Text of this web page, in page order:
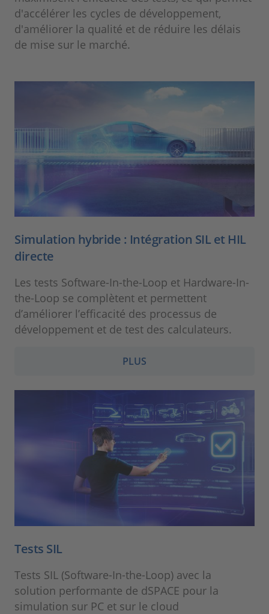
d'accélérer les cycles de développement,
d'améliorer la qualité et de réduire les délais
de mise sur le marché.
Simulation hybride : Intégration SIL et HIL
directe
Les tests Software-In-the-Loop et Hardware-In-
the-Loop se complètent et permettent
d’améliorer l’efficacité des processus de
développement et de test des calculateurs.
PLUS
Tests SIL
Tests SIL (Software-In-the-Loop) avec la
solution performante de dSPACE pour la
simulation sur PC et sur le cloud